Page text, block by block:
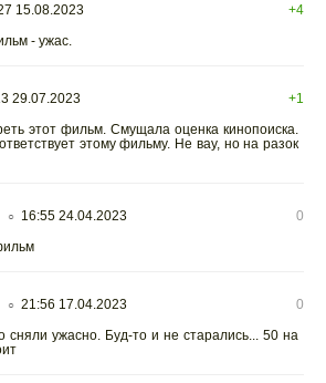
15.08.2023
+4
- ужас.
29.07.2023
+1
этот фильм. Смущала оценка кинопоиска.
этому фильму. Не вау, но на разок
○ 16:55 24.04.2023
0
○ 21:56 17.04.2023
0
сняли ужасно. Буд-то и не старались... 50 на